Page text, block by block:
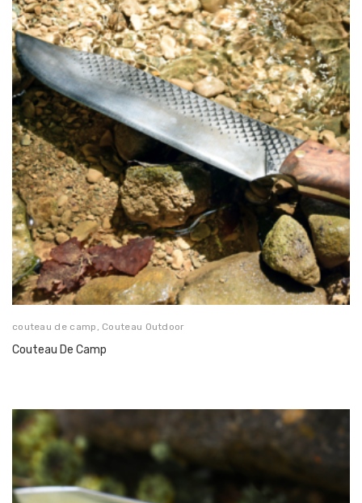
couteau de camp , Couteau Outdoor
Couteau De Camp